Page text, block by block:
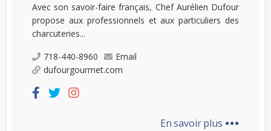
Avec son savoir-faire français, Chef Aurélien Dufour
propose aux professionnels et aux particuliers des
charcuteries...
718-440-8960
Email
dufourgourmet.com
En savoir plus ...